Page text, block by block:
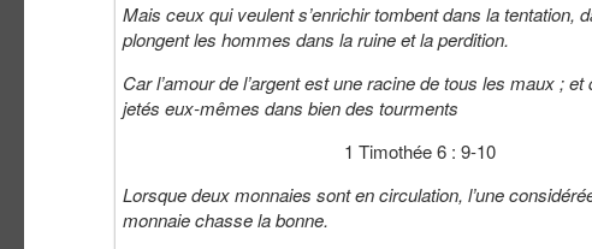
Mais ceux qui veulent s’enrichir tombent dans la
plongent les hommes dans la ruine et la perdition.
Car l’amour de l’argent est une racine de tous les maux ;
jetés eux-mêmes dans bien des tourments
1 Timothée 6 : 9-10
Lorsque deux monnaies sont en circulation, l’une
monnaie chasse la bonne.